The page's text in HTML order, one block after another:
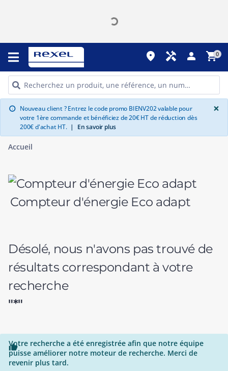
place handyman person shopping_cart0
info Nouveau client ? Entrez le code promo BIENV202 valable pour
votre 1ère commande et bénéficiez de 20€ HT de réduction dès
200€ d'achat HT. | En savoir plus
×
Accueil
Compteur d'énergie Eco adapt
Désolé, nous n'avons pas trouvé de
résultats correspondant à votre
recherche
"*"

Votre recherche a été enregistrée afin que notre équipe
puisse améliorer notre moteur de recherche. Merci de
revenir plus tard.